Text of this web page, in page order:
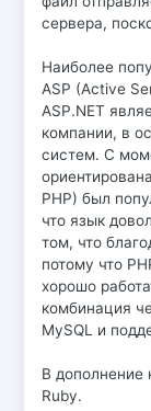
сервера,
Наиболее
ASP (Active
ASP.NET
компании, в
систем. С
PHP) был
что язык
том, что
потому что
хорошо
комбинация
MySQL и
В дополнение
Ruby.